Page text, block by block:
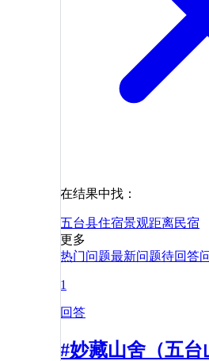
在结果中找：
五台县住宿景观距离民宿
更多
热门问题最新问题待回答
1
回答
#妙藏山舍（五